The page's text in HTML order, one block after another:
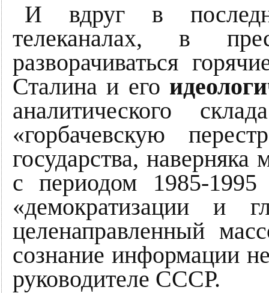
И вдруг в
телеканалах, в
разворачиваться
Сталина и его
аналитического
«горбачевскую
государства, наверняка
с периодом 1985-1995
«демократизации и
целенаправленный
сознание информации
руководителе СССР.